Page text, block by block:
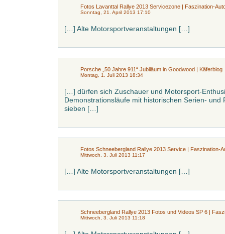
Fotos Lavanttal Rallye 2013 Servicezone | Faszination-
Sonntag, 21. April 2013 17:10
[…] Alte Motorsportveranstaltungen […]
Porsche „50 Jahre 911“ Jubiläum in Goodwood | Käferblog
Montag, 1. Juli 2013 18:34
[…] dürfen sich Zuschauer und Motorsport-
Demonstrationsläufe mit historischen Serien- und
sieben […]
Fotos Schneebergland Rallye 2013 Service | Faszination-
Mittwoch, 3. Juli 2013 11:17
[…] Alte Motorsportveranstaltungen […]
Schneebergland Rallye 2013 Fotos und Videos SP 6 |
Mittwoch, 3. Juli 2013 11:18